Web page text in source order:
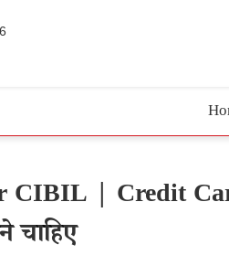
CIBIL | Credit
चाहिए